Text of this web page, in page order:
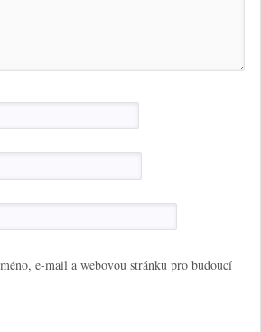
e-mail a webovou stránku pro budoucí